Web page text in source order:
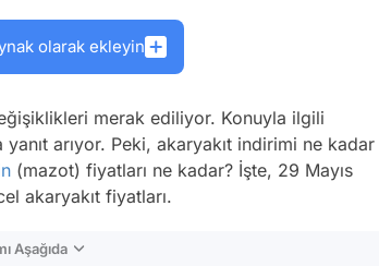
olarak ekleyin
merak ediliyor. Konuyla ilgili
arıyor. Peki, akaryakıt indirimi ne kadar
(mazot) fiyatları ne kadar? İşte, 29 Mayıs
akaryakıt fiyatları.
Aşağıda